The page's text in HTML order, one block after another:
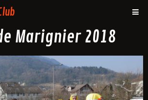
Marignier 2018